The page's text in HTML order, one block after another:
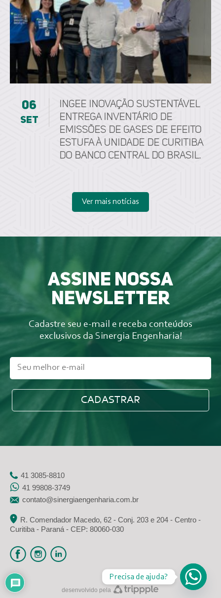
06
set
ingee inovação sustentável
entrega Inventário de
Emissões de Gases de Efeito
Estufa à unidade de Curitiba
do Banco Central do Brasil.
Ver mais notícias
Assine nossa
newsletter
Cadastre seu e-mail e receba conteúdos
exclusivos da Sinergia Engenharia!
41 3085-8810
41 99808-3749
contato@sinergiaengenharia.com.br
R. Comendador Macedo, 62 - Conj. 203 e 204 - Centro -
Curitiba - Paraná - CEP: 80060-030
desenvolvido pela
Precisa de ajuda?